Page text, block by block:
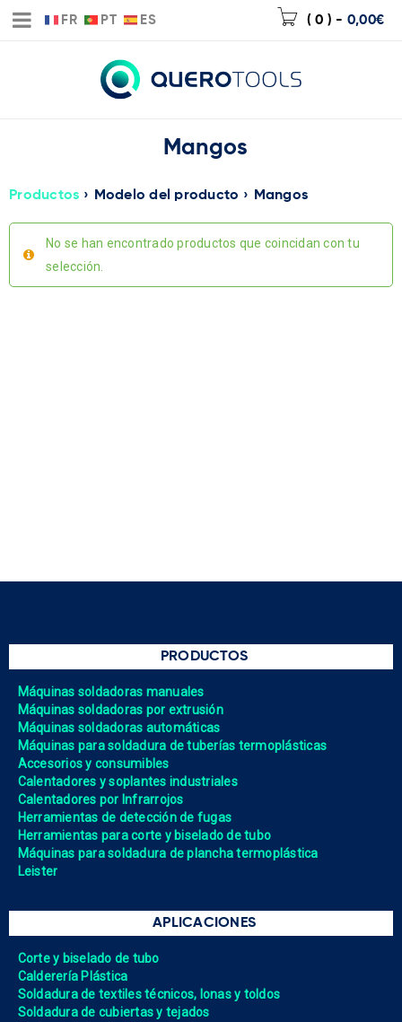
FR PT ES ( 0 ) - 0,00€
Mangos
Productos › Modelo del producto › Mangos
No se han encontrado productos que coincidan con tu
selección.
PRODUCTOS
Máquinas soldadoras manuales
Máquinas soldadoras por extrusión
Máquinas soldadoras automáticas
Máquinas para soldadura de tuberías termoplásticas
Accesorios y consumibles
Calentadores y soplantes industriales
Calentadores por Infrarrojos
Herramientas de detección de fugas
Herramientas para corte y biselado de tubo
Máquinas para soldadura de plancha termoplástica
Leister
APLICACIONES
Corte y biselado de tubo
Calderería Plástica
Soldadura de textiles técnicos, lonas y toldos
Soldadura de cubiertas y tejados